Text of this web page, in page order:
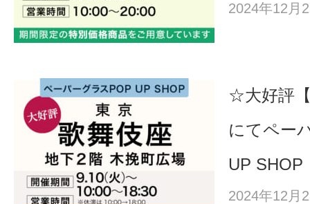
2024年12月
☆大好評
にてペー
UP SHOP
2024年12月